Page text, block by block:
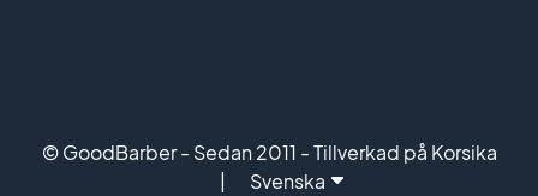
© GoodBarber - Sedan 2011 - Tillverkad på Korsika
Svenska